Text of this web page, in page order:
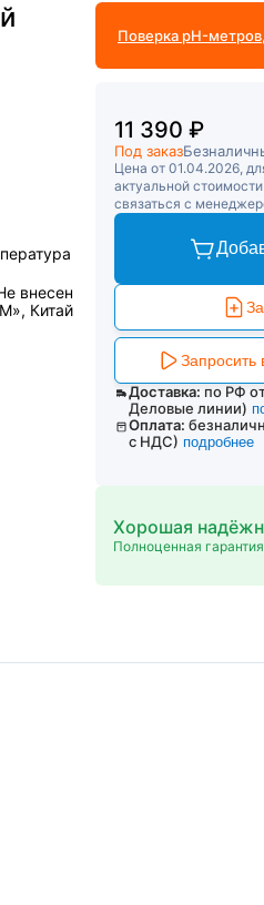
внесен
Китай
Поверка pH-
11 390 ₽
Под заказ
Цена от 01.04.2026,
актуальной
связаться с
Запросить
Доставка: по РФ
Деловые линии)
Оплата:
с НДС) подробнее
Хорошая
Полноценная